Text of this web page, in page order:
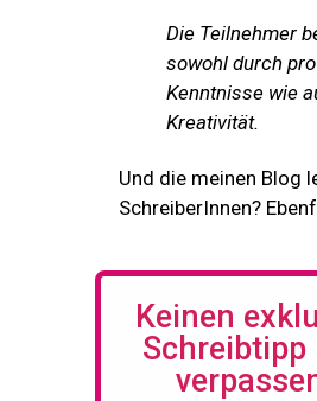
Die Teilnehmer
sowohl durch
Kenntnisse wie
Kreativität.
Und die meinen Blog
SchreiberInnen?
Keinen
Schreibtipp